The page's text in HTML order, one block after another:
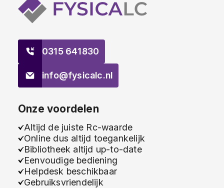
0315 641830
info@fysicalc.nl
Onze voordelen
Altijd de juiste Rc-waarde
Online dus altijd toegankelijk
Bibliotheek altijd up-to-date
Eenvoudige bediening
Helpdesk beschikbaar
Gebruiksvriendelijk